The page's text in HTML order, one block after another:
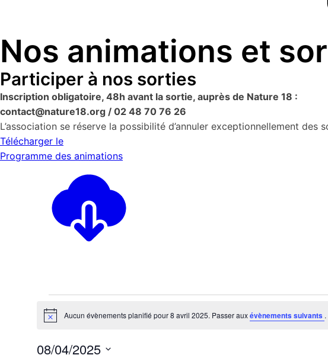
Nos animations et
Participer à nos sorties
Inscription obligatoire, 48h avant la sortie, auprès de Nature 18 :
contact@nature18.org / 02 48 70 76 26
L’association se réserve la possibilité d’annuler exceptionnellement
Télécharger le
Programme des animations
Évènements
Notice Aucun évènements planifié pour 8 avril 2025. Passer auxévènements suivants .
08/04/2025